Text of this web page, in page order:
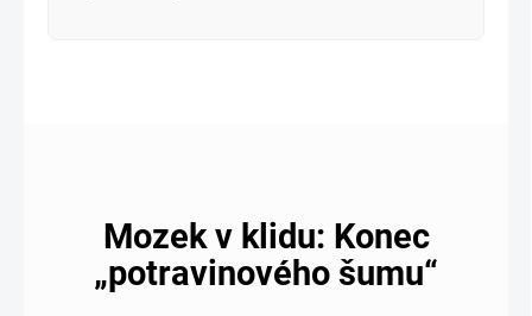
Mozek v klidu: Konec
„potravinového šumu“